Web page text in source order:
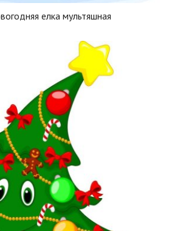
елка мультяшная